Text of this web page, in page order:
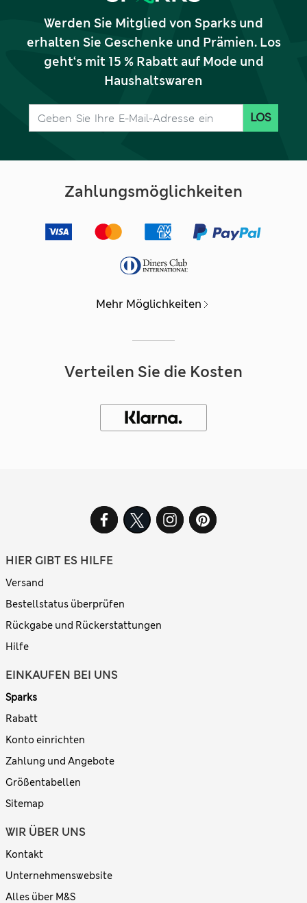
Werden Sie Mitglied von Sparks und
erhalten Sie Geschenke und Prämien. Los
geht‘s mit 15 % Rabatt auf Mode und
Haushaltswaren
LOS
Zahlungsmöglichkeiten
Mehr Möglichkeiten
Verteilen Sie die Kosten
HIER GIBT ES HILFE
Versand
Bestellstatus überprüfen
Rückgabe und Rückerstattungen
Hilfe
EINKAUFEN BEI UNS
Sparks
Rabatt
Konto einrichten
Zahlung und Angebote
Größentabellen
Sitemap
WIR ÜBER UNS
Kontakt
Unternehmenswebsite
Alles über M&S